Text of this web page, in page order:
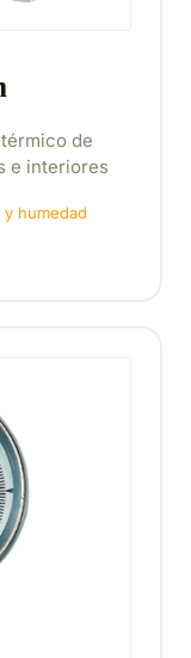
de
e interiores
humedad